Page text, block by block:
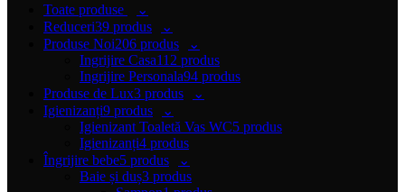
Toate produse
Reduceri39 produs
Produse Noi206 produs
Ingrijire Casa112 produs
Ingrijire Personala94 produs
Produse de Lux3 produs
Igienizanți9 produs
Igienizant Toaletă Vas WC5 produs
Igienizanți4 produs
Îngrijire bebe5 produs
Baie și duș3 produs